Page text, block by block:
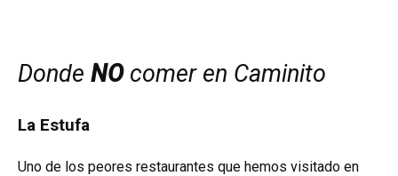
Donde NOcomer en Caminito
La Estufa
Uno de los peores restaurantes que hemos visitado en